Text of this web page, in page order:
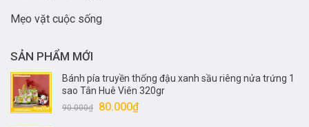
Mẹo vặt cuộc sống
SẢN PHẨM MỚI
Bánh pía truyền thống đậu xanh sầu riêng nửa trứng 1
sao Tân Huê Viên 320gr
90.000₫
Giá
80.000₫Giá